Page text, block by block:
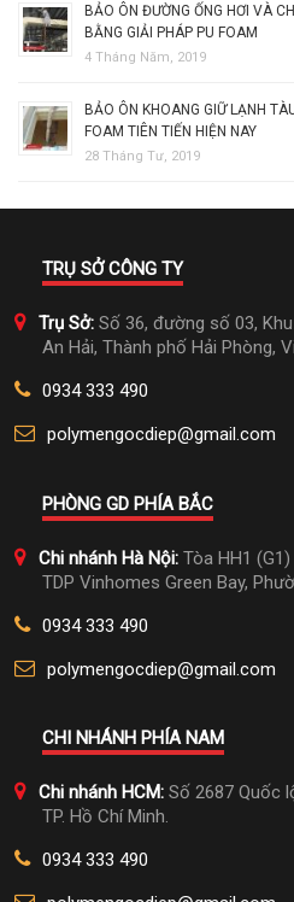
BẢO ÔN ĐƯỜNG ỐNG HƠI VÀ
BẰNG GIẢI PHÁP PU FOAM
4 Tháng Năm, 2019
BẢO ÔN KHOANG GIỮ LẠNH
FOAM TIÊN TIẾN HIỆN NAY
28 Tháng Tư, 2019
TRỤ SỞ CÔNG TY
Trụ Sở:Số 36, đường số 03,
An Hải, Thành phố Hải Phòng,
0934 333 490
polymengocdiep@gmail.com
PHÒNG GD PHÍA BẮC
Chi nhánh Hà Nội: Tòa HH1
TDP Vinhomes Green Bay,
0934 333 490
polymengocdiep@gmail.com
CHI NHÁNH PHÍA NAM
Chi nhánh HCM: Số 2687 Quốc
TP. Hồ Chí Minh.
0934 333 490